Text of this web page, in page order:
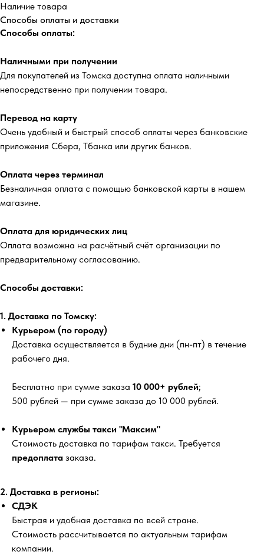
Наличие товара
Способы оплаты и доставки
Способы оплаты:
Наличными при получении
Для покупателей из Томска доступна оплата наличными
непосредственно при получении товара.
Перевод на карту
Очень удобный и быстрый способ оплаты через банковские
приложения Сбера, Тбанка или других банков.
Оплата через терминал
Безналичная оплата с помощью банковской карты в нашем
магазине.
Оплата для юридических лиц
Оплата возможна на расчётный счёт организации по
предварительному согласованию.
Способы доставки:
1. Доставка по Томску:
Курьером (по городу)
Доставка осуществляется в будние дни (пн-пт) в течение
рабочего дня.
Бесплатно при сумме заказа 10 000+ рублей;
500 рублей — при сумме заказа до 10 000 рублей.
Курьером службы такси "Максим"
Стоимость доставка по тарифам такси. Требуется
предоплата заказа.
2. Доставка в регионы:
СДЭК
Быстрая и удобная доставка по всей стране.
Стоимость рассчитывается по актуальным тарифам
компании.